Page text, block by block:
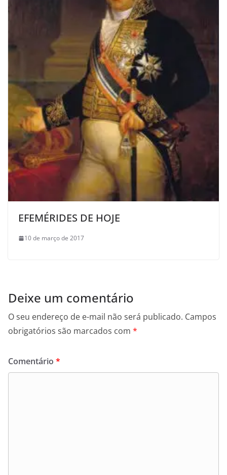
EFEMÉRIDES DE HOJE
10 de março de 2017
Deixe um comentário
O seu endereço de e-mail não será publicado. Campos
obrigatórios são marcados com *
Comentário *